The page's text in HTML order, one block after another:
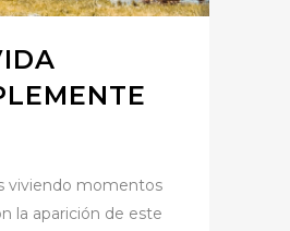
viviendo momentos
la aparición de este